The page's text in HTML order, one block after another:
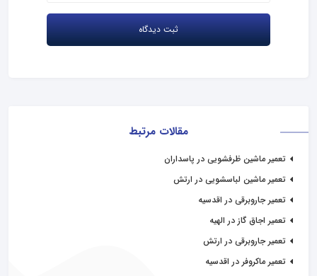
مقالات مرتبط
تعمیر ماشین ظرفشویی در پاسداران
تعمیر ماشین لباسشویی در ارتش
تعمیر جاروبرقی در اقدسیه
تعمیر اجاق گاز در الهیه
تعمیر جاروبرقی در ارتش
تعمیر ماکروفر در اقدسیه